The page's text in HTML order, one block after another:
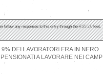
follow any responses to this entry through theRSS 2.0feed.
DEI LAVORATORI ERA IN NERO
A LAVORARE NEI CAMPI